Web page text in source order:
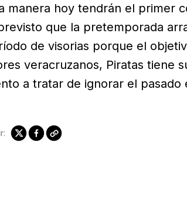
manera hoy tendrán el primer
que la pretemporada
de visorias porque el
veracruzanos, Piratas tiene
a tratar de ignorar el pasado